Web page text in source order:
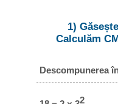
1)
Calculăm
Descompunerea
2